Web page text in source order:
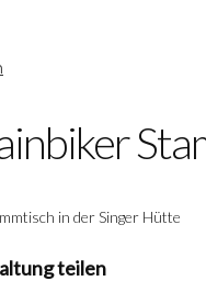
in der Singer Hütte
teilen